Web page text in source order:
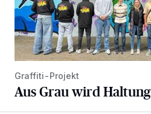
Graffiti-Projekt
Aus Grau wird Haltung